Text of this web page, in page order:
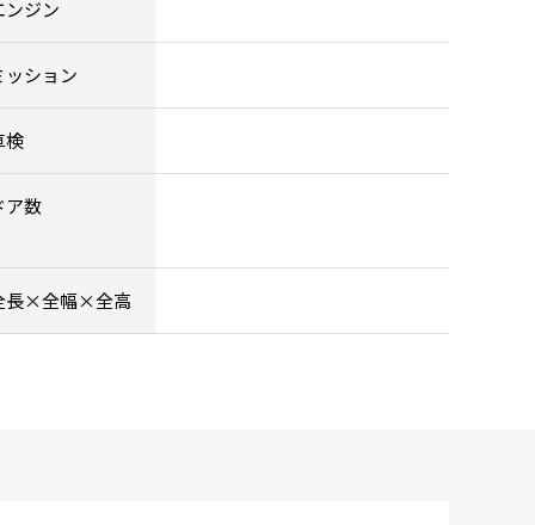
ンジン
ッション
検
ア数
長×全幅×全高